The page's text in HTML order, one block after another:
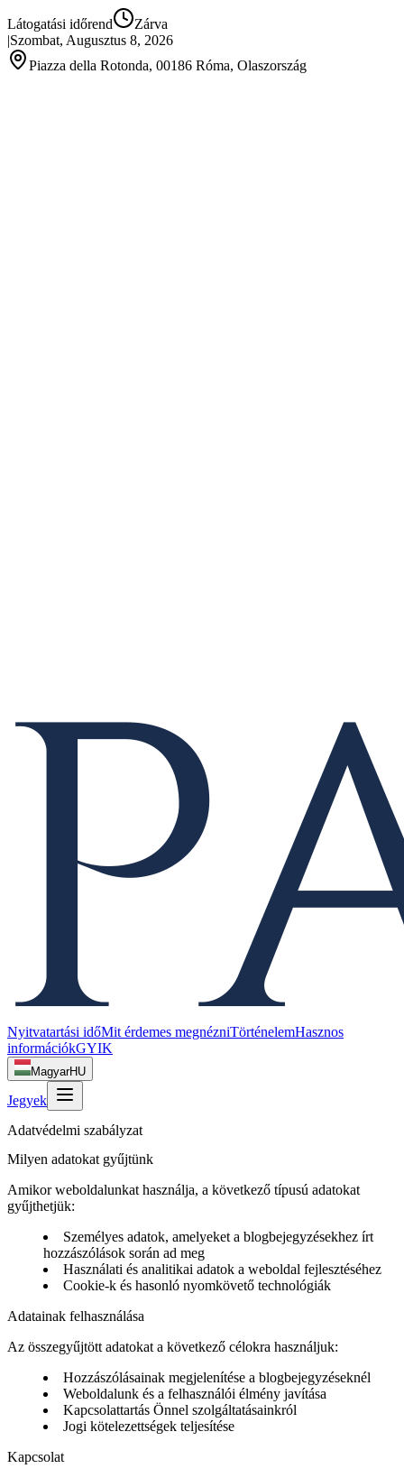
Látogatási időrend
Zárva
|Szombat, Augusztus 8, 2026
Piazza della Rotonda, 00186 Róma, Olaszország
Nyitvatartási időMit érdemes megnézniTörténelemHasznos
információkGYIK
MagyarHU
Jegyek
Adatvédelmi szabályzat
Milyen adatokat gyűjtünk
Amikor weboldalunkat használja, a következő típusú adatokat
gyűjthetjük:
Személyes adatok, amelyeket a blogbejegyzésekhez írt
hozzászólások során ad meg
Használati és analitikai adatok a weboldal fejlesztéséhez
Cookie-k és hasonló nyomkövető technológiák
Adatainak felhasználása
Az összegyűjtött adatokat a következő célokra használjuk:
Hozzászólásainak megjelenítése a blogbejegyzéseknél
Weboldalunk és a felhasználói élmény javítása
Kapcsolattartás Önnel szolgáltatásainkról
Jogi kötelezettségek teljesítése
Kapcsolat